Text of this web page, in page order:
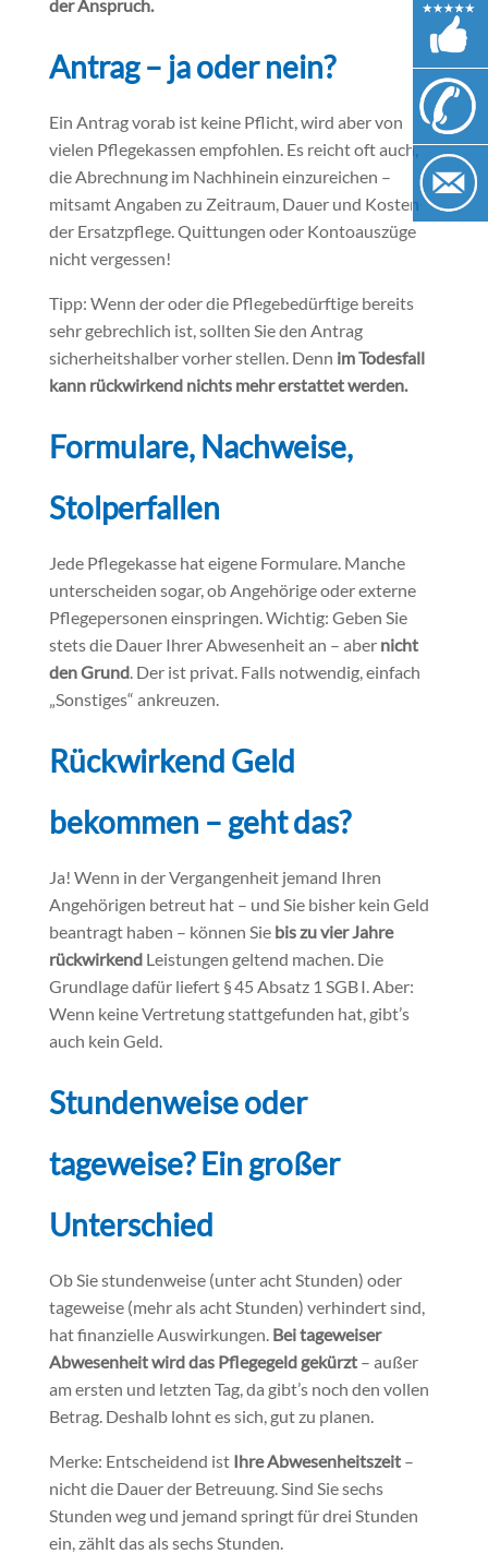
der Anspruch.
Antrag – ja oder nein?
Ein Antrag vorab ist keine Pflicht, wird aber von
vielen Pflegekassen empfohlen. Es reicht oft auch,
die Abrechnung im Nachhinein einzureichen –
mitsamt Angaben zu Zeitraum, Dauer und Kosten
der Ersatzpflege. Quittungen oder Kontoauszüge
nicht vergessen!
Tipp: Wenn der oder die Pflegebedürftige bereits
sehr gebrechlich ist, sollten Sie den Antrag
sicherheitshalber vorher stellen. Denn im Todesfall
kann rückwirkend nichts mehr erstattet werden.
Formulare, Nachweise,
Stolperfallen
Jede Pflegekasse hat eigene Formulare. Manche
unterscheiden sogar, ob Angehörige oder externe
Pflegepersonen einspringen. Wichtig: Geben Sie
stets die Dauer Ihrer Abwesenheit an – aber nicht
den Grund. Der ist privat. Falls notwendig, einfach
„Sonstiges“ ankreuzen.
Rückwirkend Geld
bekommen – geht das?
Ja! Wenn in der Vergangenheit jemand Ihren
Angehörigen betreut hat – und Sie bisher kein Geld
beantragt haben – können Sie bis zu vier Jahre
rückwirkendLeistungen geltend machen. Die
Grundlage dafür liefert § 45 Absatz 1 SGB I. Aber:
Wenn keine Vertretung stattgefunden hat, gibt’s
auch kein Geld.
Stundenweise oder
tageweise? Ein großer
Unterschied
Ob Sie stundenweise (unter acht Stunden) oder
tageweise (mehr als acht Stunden) verhindert sind,
hat finanzielle Auswirkungen. Bei tageweiser
Abwesenheit wird das Pflegegeld gekürzt– außer
am ersten und letzten Tag, da gibt’s noch den vollen
Betrag. Deshalb lohnt es sich, gut zu planen.
Merke: Entscheidend ist Ihre Abwesenheitszeit–
nicht die Dauer der Betreuung. Sind Sie sechs
Stunden weg und jemand springt für drei Stunden
ein, zählt das als sechs Stunden.